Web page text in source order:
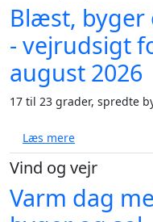
Blæst, byger
- vejrudsigt
august 2026
17 til 23 grader, spredte
Læs mereom Blæst,
Vind og vejr
Varm dag